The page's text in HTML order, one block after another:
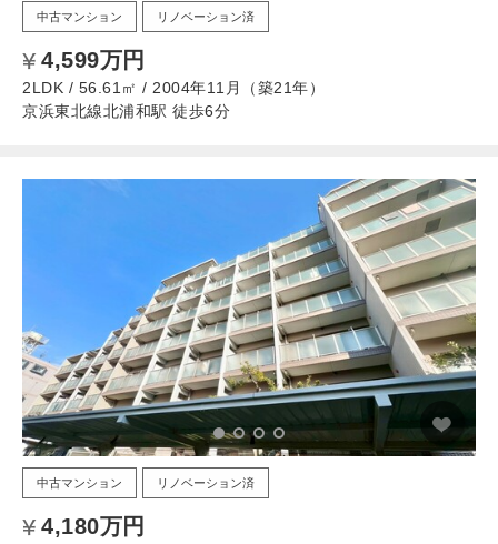
中古マンション リノベーション済
4,599万円
2LDK / 56.61㎡ / 2004年11月（築21年）
京浜東北線北浦和駅 徒歩6分
中古マンション リノベーション済
4,180万円